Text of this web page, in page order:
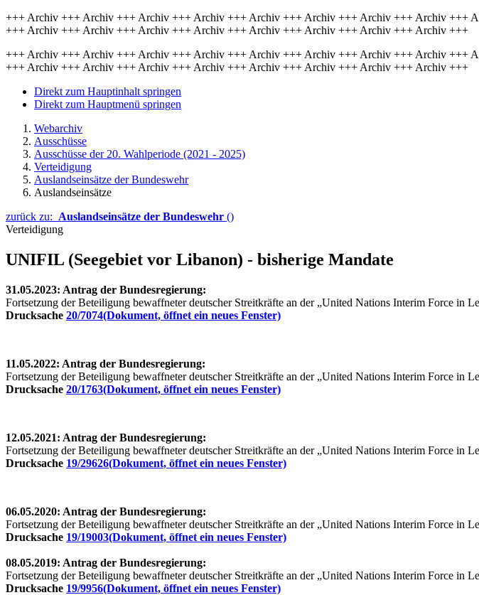
+++ Archiv +++ Archiv +++ Archiv +++ Archiv +++ Archiv +++ Archiv +++ Archiv +++ Archiv
+++ Archiv +++ Archiv +++ Archiv +++ Archiv +++ Archiv +++ Archiv +++ Archiv +++ Archiv +++
+++ Archiv +++ Archiv +++ Archiv +++ Archiv +++ Archiv +++ Archiv +++ Archiv +++ Archiv
+++ Archiv +++ Archiv +++ Archiv +++ Archiv +++ Archiv +++ Archiv +++ Archiv +++ Archiv +++
Direkt zum Hauptinhalt springen
Direkt zum Hauptmenü springen
Webarchiv
Ausschüsse
Ausschüsse der 20. Wahlperiode (2021 - 2025)
Verteidigung
Auslandseinsätze der Bundeswehr
Auslandseinsätze
zurück zu: Auslandseinsätze der Bundeswehr ()
Verteidigung
UNIFIL (Seegebiet vor Libanon) - bisherige Mandate
31.05.2023: Antrag der Bundesregierung:
Fortsetzung der Beteiligung bewaffneter deutscher Streitkräfte an der „United Nations Interim Force in
Drucksache 20/7074(Dokument, öffnet ein neues Fenster)
11.05.2022: Antrag der Bundesregierung:
Fortsetzung der Beteiligung bewaffneter deutscher Streitkräfte an der „United Nations Interim Force in
Drucksache 20/1763(Dokument, öffnet ein neues Fenster)
12.05.2021: Antrag der Bundesregierung:
Fortsetzung der Beteiligung bewaffneter deutscher Streitkräfte an der „United Nations Interim Force in
Drucksache 19/29626(Dokument, öffnet ein neues Fenster)
06.05.2020: Antrag der Bundesregierung:
Fortsetzung der Beteiligung bewaffneter deutscher Streitkräfte an der „United Nations Interim Force in
Drucksache 19/19003(Dokument, öffnet ein neues Fenster)
08.05.2019: Antrag der Bundesregierung:
Fortsetzung der Beteiligung bewaffneter deutscher Streitkräfte an der „United Nations Interim Force in
Drucksache 19/9956(Dokument, öffnet ein neues Fenster)